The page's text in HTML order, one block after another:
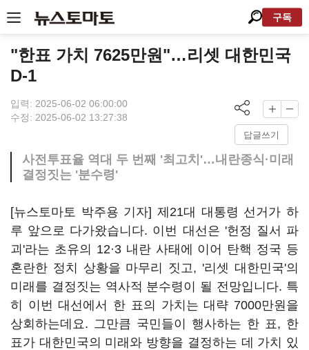
구독
"한표 가치 7625만원"…리셋 대한민국
D-1
입력: 2025-06-02 06:00:00
수정: 2025-06-02 13:27:38
답글쓰기
사전투표율 역대 두 번째 '최고치'…내란종식·미래
결정짓는 '분수령'
[뉴스토마토 박주용 기자] 제21대 대통령 선거가 하
루 앞으로 다가왔습니다. 이번 대선은 '헌정 질서 파
괴'라는 초유의 12·3 내란 사태에 이어 탄핵 정국 등
혼란한 정치 상황을 마무리 짓고, '리셋 대한민국'의
미래를 결정짓는 역사적 분수령이 될 전망입니다. 특
히 이번 대선에서 한 표의 가치는 대략 7000만원을
상회하는데요. 그만큼 국민들이 행사하는 한 표, 한
표가 대한민국의 미래와 방향을 결정하는 데 가치 있